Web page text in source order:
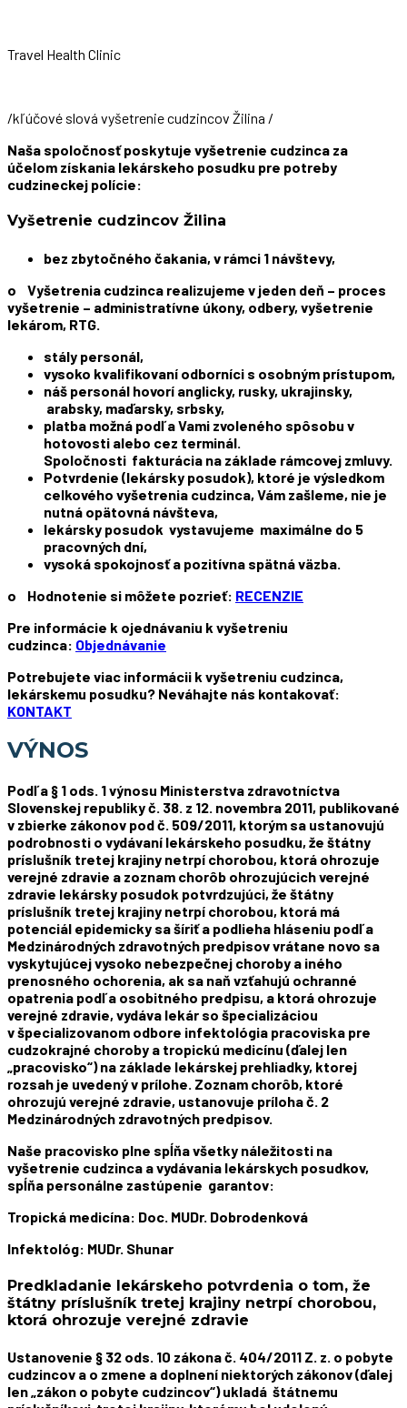
Travel Health Clinic
/kľúčové slová vyšetrenie cudzincov Žilina /
Naša spoločnosť poskytuje vyšetrenie cudzinca za
účelom získania lekárskeho posudku pre potreby
cudzineckej polície:
Vyšetrenie cudzincov Žilina
bez zbytočného čakania, v rámci 1 návštevy,
o Vyšetrenia cudzinca realizujeme v jeden deň – proces
vyšetrenie – administratívne úkony, odbery, vyšetrenie
lekárom, RTG.
stály personál,
vysoko kvalifikovaní odborníci s osobným prístupom,
náš personál hovorí anglicky, rusky, ukrajinsky,
arabsky, maďarsky, srbsky,
platba možná podľa Vami zvoleného spôsobu v
hotovosti alebo cez terminál.
Spoločnosti fakturácia na základe rámcovej zmluvy.
Potvrdenie (lekársky posudok), ktoré je výsledkom
celkového vyšetrenia cudzinca, Vám zašleme, nie je
nutná opätovná návšteva,
lekársky posudok vystavujeme maximálne do 5
pracovných dní,
vysoká spokojnosť a pozitívna spätná väzba.
o Hodnotenie si môžete pozrieť: RECENZIE
Pre informácie k ojednávaniu k vyšetreniu
cudzinca: Objednávanie
Potrebujete viac informácii k vyšetreniu cudzinca,
lekárskemu posudku? Neváhajte nás kontakovať:
KONTAKT
VÝNOS
Podľa § 1 ods. 1 výnosu Ministerstva zdravotníctva
Slovenskej republiky č. 38. z 12. novembra 2011, publikované
v zbierke zákonov pod č. 509/2011, ktorým sa ustanovujú
podrobnosti o vydávaní lekárskeho posudku, že štátny
príslušník tretej krajiny netrpí chorobou, ktorá ohrozuje
verejné zdravie a zoznam chorôb ohrozujúcich verejné
zdravie lekársky posudok potvrdzujúci, že štátny
príslušník tretej krajiny netrpí chorobou, ktorá má
potenciál epidemicky sa šíriť a podlieha hláseniu podľa
Medzinárodných zdravotných predpisov vrátane novo sa
vyskytujúcej vysoko nebezpečnej choroby a iného
prenosného ochorenia, ak sa naň vzťahujú ochranné
opatrenia podľa osobitného predpisu, a ktorá ohrozuje
verejné zdravie, vydáva lekár so špecializáciou
v špecializovanom odbore infektológia pracoviska pre
cudzokrajné choroby a tropickú medicínu (ďalej len
„pracovisko“) na základe lekárskej prehliadky, ktorej
rozsah je uvedený v prílohe. Zoznam chorôb, ktoré
ohrozujú verejné zdravie, ustanovuje príloha č. 2
Medzinárodných zdravotných predpisov.
Naše pracovisko plne spĺňa všetky náležitosti na
vyšetrenie cudzinca a vydávania lekárskych posudkov,
spĺňa personálne zastúpenie garantov:
Tropická medicína: Doc. MUDr. Dobrodenková
Infektológ: MUDr. Shunar
Predkladanie lekárskeho potvrdenia o tom, že
štátny príslušník tretej krajiny netrpí chorobou,
ktorá ohrozuje verejné zdravie
Ustanovenie § 32 ods. 10 zákona č. 404/2011 Z. z. o pobyte
cudzincov a o zmene a doplnení niektorých zákonov (ďalej
len „zákon o pobyte cudzincov“) ukladá štátnemu